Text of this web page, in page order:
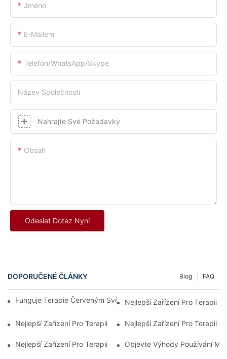
Jméno
E-Mailem
Telefon/whatsApp/skype
Název Společnosti
Nahrajte Své Požadavky
Obsah
Odeslat Dotaz Nyní
DOPORUČENÉ ČLÁNKY FAQ
Blog
Funguje Terapie Červeným Světlem? Vše, Co Potřebujete Vědět
Nejlepší Zařízení Pro Terapii
Nejlepší Zařízení Pro Terapii Červeným Světlem Schválená FDA
Nejlepší Zařízení Pro Terapii
Nejlepší Zařízení Pro Terapii Červeným Světlem Pro Různé
Objevte Výhody Používání